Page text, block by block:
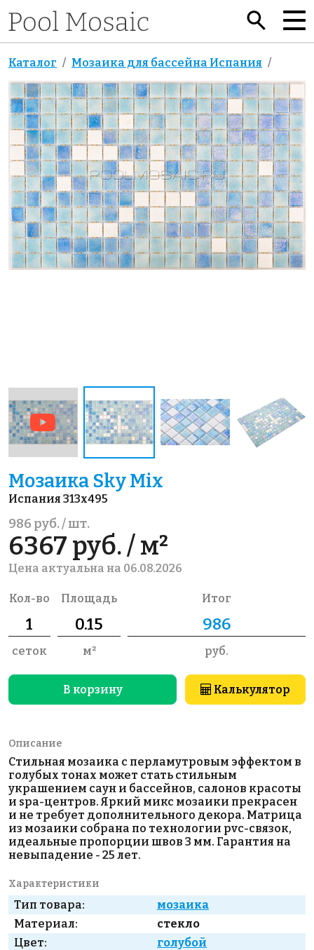
Каталог Мозаика для бассейна Испания
Мозаика Sky Mix
Испания 313x495
986 руб. / шт.
6367 руб. / м²
Цена актуальна на 06.08.2026
Кол-во
сеток
Площадь
м²
Итог
руб.
В корзину Калькулятор
Описание
Стильная мозаика с перламутровым эффектом в
голубых тонах может стать стильным
украшением саун и бассейнов, салонов красоты
и spa-центров. Яркий микс мозаики прекрасен
и не требует дополнительного декора. Матрица
из мозаики собрана по технологии pvc-связок,
идеальные пропорции швов 3 мм. Гарантия на
невыпадение - 25 лет.
Характеристики
Тип товара:
мозаика
Материал:
стекло
Цвет:
голубой